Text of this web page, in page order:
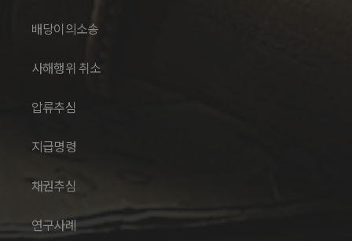
배당이의소송
사해행위 취소
압류추심
지급명령
채권추심
연구사례